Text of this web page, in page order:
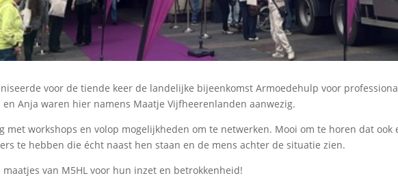
voor de tiende keer de landelijke bijeenkomst Armoedehulp voor
en Anja waren hier namens Maatje Vijfheerenlanden aanwezig.
met workshops en volop mogelijkheden om te netwerken. Mooi om te horen dat ook
te hebben die écht naast hen staan en de mens achter de situatie zien.
van M5HL voor hun inzet en betrokkenheid!